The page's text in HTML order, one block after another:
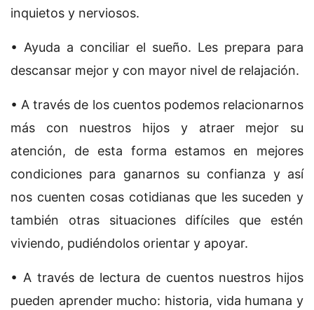
inquietos y nerviosos.
• Ayuda a conciliar el sueño. Les prepara para
descansar mejor y con mayor nivel de relajación.
• A través de los cuentos podemos relacionarnos
más con nuestros hijos y atraer mejor su
atención, de esta forma estamos en mejores
condiciones para ganarnos su confianza y así
nos cuenten cosas cotidianas que les suceden y
también otras situaciones difíciles que estén
viviendo, pudiéndolos orientar y apoyar.
• A través de lectura de cuentos nuestros hijos
pueden aprender mucho: historia, vida humana y